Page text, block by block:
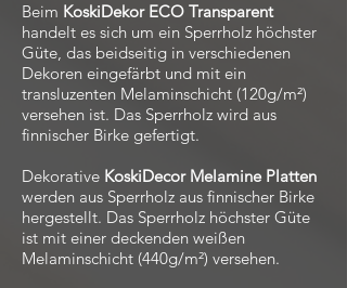
Beim KoskiDekor ECO Transparent
handelt es sich um ein Sperrholz höchster
Güte, das beidseitig in verschiedenen
Dekoren eingefärbt und mit ein
transluzenten Melaminschicht (120g/m²)
versehen ist. Das Sperrholz wird aus
finnischer Birke gefertigt.
Dekorative KoskiDecor Melamine Platten
werden aus Sperrholz aus finnischer Birke
hergestellt. Das Sperrholz höchster Güte
ist mit einer deckenden weißen
Melaminschicht (440g/m²) versehen.